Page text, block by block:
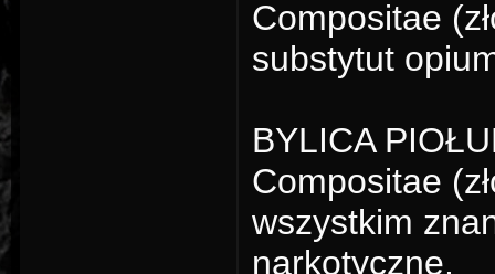
Compositae
substytut
BYLICA
Compositae
wszystkim
narkotyczne.